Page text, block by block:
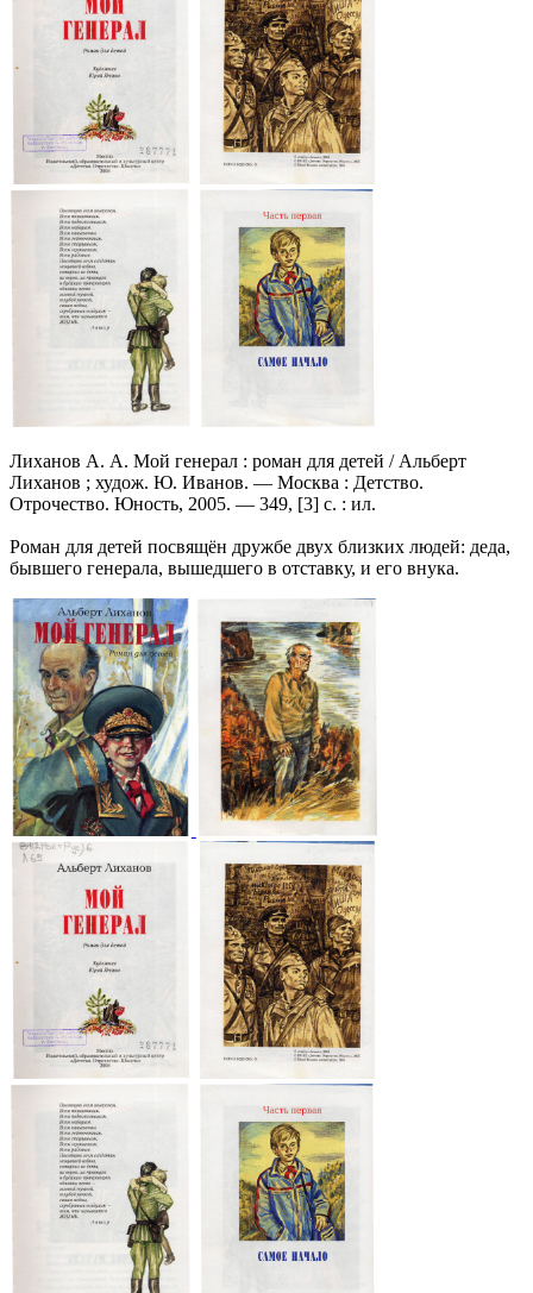
Лиханов А. А. Мой генерал : роман для детей / Альберт
Лиханов ; худож. Ю. Иванов. — Москва : Детство.
Отрочество. Юность, 2005. — 349, [3] с. : ил.
Роман для детей посвящён дружбе двух близких людей: деда,
бывшего генерала, вышедшего в отставку, и его внука.